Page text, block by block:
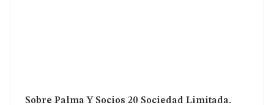
Sobre Palma Y Socios 20 Sociedad Limitada.